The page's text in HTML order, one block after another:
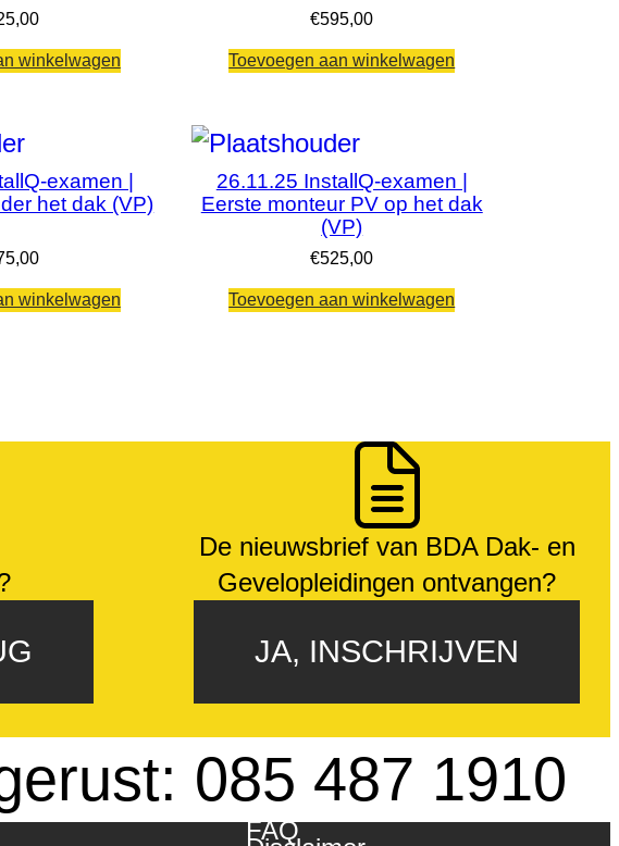
winkelwagen
€595,00
Toevoegen aan winkelwagen
examen |
het dak (VP)
winkelwagen
26.11.25 InstallQ-examen |
Eerste monteur PV op het dak
(VP)
€525,00
Toevoegen aan winkelwagen
De nieuwsbrief van BDA Dak- en
Gevelopleidingen ontvangen?
JA, INSCHRIJVEN
085 487 1910
FAQ